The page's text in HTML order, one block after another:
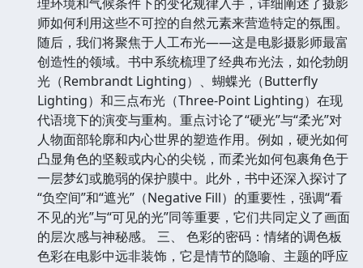
师如何利用这些不可控的自然元素来营造特定的氛围。
随后，我们将聚焦于人工布光——这是电影摄影师最富
创造性的领域。书中系统梳理了经典布光法，如伦勃朗
光（Rembrandt Lighting）、蝴蝶光（Butterfly
Lighting）和三点布光（Three-Point Lighting）在现
代语境下的演变与重构。重点讨论了“硬光”与“柔光”对
人物面部轮廓和内心世界的塑造作用。例如，硬光如何
凸显角色的坚毅或内心的尖锐，而柔光如何包裹角色于
一层梦幻或脆弱的保护膜中。此外，书中还深入探讨了
“负空间”和“遮光”（Negative Fill）的重要性，强调“看
不见的光”与“可见的光”同等重要，它们共同定义了画面
的层次感与神秘感。 三、 色彩的密码：情绪的调色板
色彩在电影中远非装饰，它是情节的隐喻、主题的呼应